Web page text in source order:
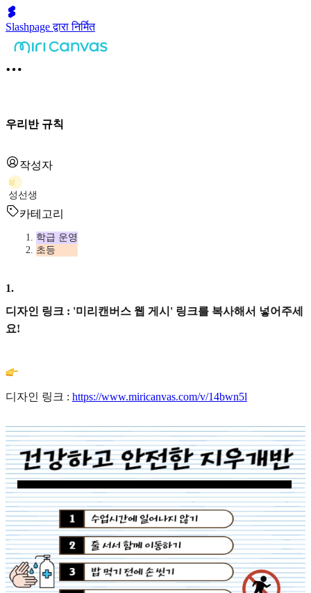
Slashpage द्वारा निर्मित
우리반 규칙
작성자
성
성선생
카테고리
학급 운영
초등
1.
디자인 링크 : '미리캔버스 웹 게시' 링크를 복사해서 넣어주세
요!
디자인 링크 : https://www.miricanvas.com/v/14bwn5l